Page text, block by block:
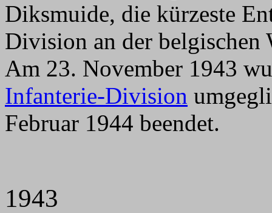
Diksmuide, die kürzeste
Division an der belgischen
Am 23. November 1943
Infanterie-Division
Februar 1944 beendet.
1943